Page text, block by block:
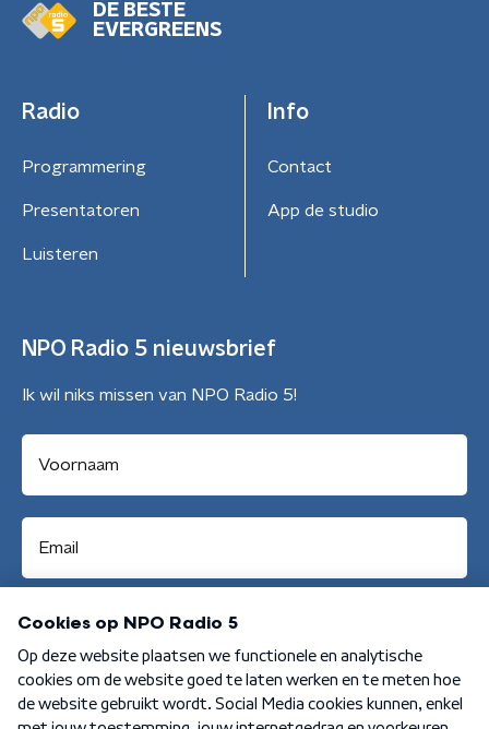
DE BESTE
EVERGREENS
Radio
Programmering
Presentatoren
Luisteren
Info
Contact
App de studio
NPO Radio 5 nieuwsbrief
Ik wil niks missen van NPO Radio 5!
Aanmelden
Algemene voorwaarden